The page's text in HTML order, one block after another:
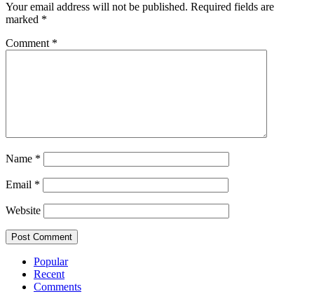
Your email address will not be published. Required fields are
marked *
Comment *
Name *
Email *
Website
Popular
Recent
Comments